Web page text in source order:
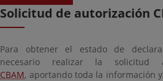
Solicitud de autorización
Para obtener el estado de
necesario realizar la
CBAM, aportando toda la información